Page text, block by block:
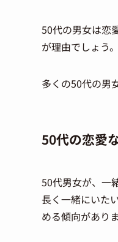
50代の男女は恋
が理由でしょう。
多くの50代の男
50代の恋愛
50代男女が、一
長く一緒にいた
める傾向がありま